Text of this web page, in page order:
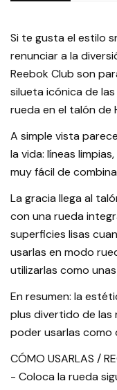
Si te gusta el estilo
renunciar a la
Reebok Club son
silueta icónica de
rueda en el talón de
A simple vista
la vida: líneas
muy fácil de
La gracia llega al
con una rueda
superficies lisas
usarlas en modo
utilizarlas como
En resumen: la
plus divertido de las
poder usarlas como
CÓMO USARLAS /
- Coloca la rueda